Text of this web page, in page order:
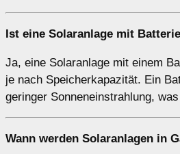
Ist eine Solaranlage mit
Ja, eine Solaranlage mit einem
je nach Speicherkapazität. Ein
geringer Sonneneinstrahlung,
Wann werden Solaranlagen in